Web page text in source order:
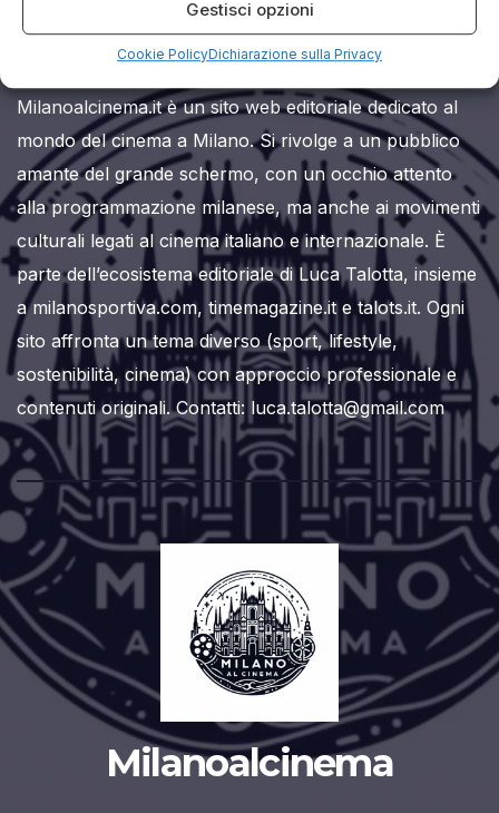
Gestisci opzioni
Cookie PolicyDichiarazione sulla Privacy
Milanoalcinema.it è un sito web editoriale dedicato al
mondo del cinema a Milano. Si rivolge a un pubblico
amante del grande schermo, con un occhio attento
alla programmazione milanese, ma anche ai movimenti
culturali legati al cinema italiano e internazionale. È
parte dell’ecosistema editoriale di Luca Talotta, insieme
a milanosportiva.com, timemagazine.it e talots.it. Ogni
sito affronta un tema diverso (sport, lifestyle,
sostenibilità, cinema) con approccio professionale e
contenuti originali. Contatti: luca.talotta@gmail.com
Milanoalcinema